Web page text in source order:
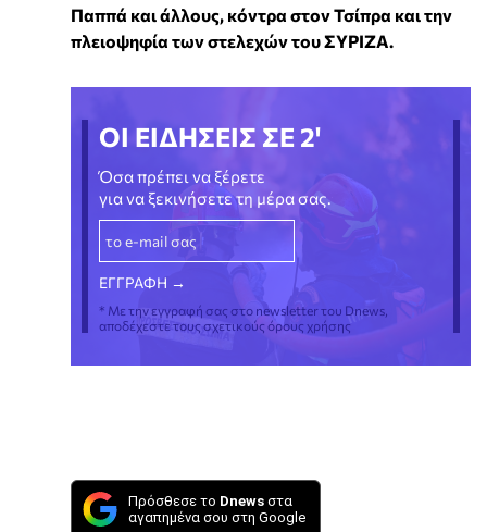
Παππά και άλλους, κόντρα στον Τσίπρα και την
πλειοψηφία των στελεχών του ΣΥΡΙΖΑ.
ΟΙ ΕΙΔΗΣΕΙΣ ΣΕ 2'
Όσα πρέπει να ξέρετε
για να ξεκινήσετε τη μέρα σας.
* Με την εγγραφή σας στο newsletter του Dnews,
αποδέχεστε τους σχετικούς όρους χρήσης
Πρόσθεσε το Dnews στα
αγαπημένα σου στη Google